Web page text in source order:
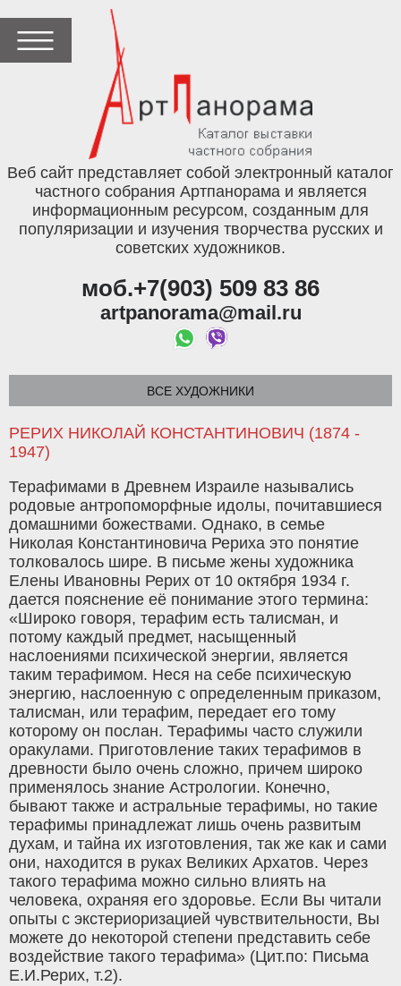
Веб сайт представляет собой электронный каталог
частного собрания Артпанорама и является
информационным ресурсом, созданным для
популяризации и изучения творчества русских и
советских художников.
моб.+7(903) 509 83 86
artpanorama@mail.ru
ВСЕ ХУДОЖНИКИ
РЕРИХ НИКОЛАЙ КОНСТАНТИНОВИЧ (1874 -
1947)
Терафимами в Древнем Израиле назывались
родовые антропоморфные идолы, почитавшиеся
домашними божествами. Однако, в семье
Николая Константиновича Рериха это понятие
толковалось шире. В письме жены художника
Елены Ивановны Рерих от 10 октября 1934 г.
дается пояснение её понимание этого термина:
«Широко говоря, терафим есть талисман, и
потому каждый предмет, насыщенный
наслоениями психической энергии, является
таким терафимом. Неся на себе психическую
энергию, наслоенную с определенным приказом,
талисман, или терафим, передает его тому
которому он послан. Терафимы часто служили
оракулами. Приготовление таких терафимов в
древности было очень сложно, причем широко
применялось знание Астрологии. Конечно,
бывают также и астральные терафимы, но такие
терафимы принадлежат лишь очень развитым
духам, и тайна их изготовления, так же как и сами
они, находится в руках Великих Архатов. Через
такого терафима можно сильно влиять на
человека, охраняя его здоровье. Если Вы читали
опыты с экстериоризацией чувствительности, Вы
можете до некоторой степени представить себе
воздействие такого терафима» (Цит.по: Письма
Е.И.Рерих, т.2).